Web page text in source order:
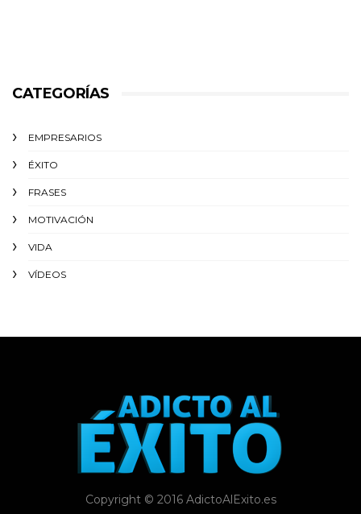
CATEGORÍAS
EMPRESARIOS
ÉXITO‬
FRASES
MOTIVACIÓN
VIDA
VÍDEOS
Copyright © 2016 AdictoAlExito.es